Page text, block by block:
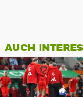
AUCH